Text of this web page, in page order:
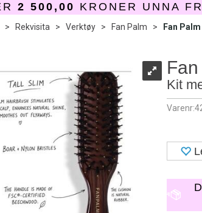
2 500,00 KRONER UNNA
> Rekvisita > Verktøy > Fan Palm > Fan
Kit
Varenr: